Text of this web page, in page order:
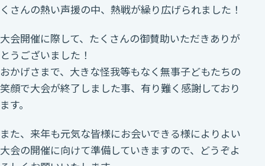
くさんの熱い声援の中、熱戦が繰り広げられました！
大会開催に際して、たくさんの御賛助いただきありが
とうございました！
おかげさまで、大きな怪我等もなく無事子どもたちの
笑顔で大会が終了しました事、有り難く感謝しており
ます。
また、来年も元気な皆様にお会いできる様によりよい
大会の開催に向けて準備していきますので、どうぞよ